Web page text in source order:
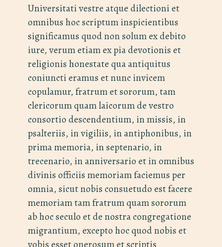
Universitati vestre atque dilectioni et
omnibus hoc scriptum inspicientibus
significamus quod non solum ex debito
iure, verum etiam ex pia devotionis et
religionis honestate qua antiquitus
coniuncti eramus et nunc invicem
copulamur, fratrum et sororum, tam
clericorum quam laicorum de vestro
consortio descendentium, in missis, in
psalteriis, in vigiliis, in antiphonibus, in
prima memoria, in septenario, in
trecenario, in anniversario et in omnibus
divinis officiis memoriam faciemus per
omnia, sicut nobis consuetudo est facere
memoriam tam fratrum quam sororum
ab hoc seculo et de nostra congregatione
migrantium, excepto hoc quod nobis et